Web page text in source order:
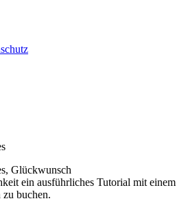
Glückwunsch
ein ausführliches Tutorial mit einem
buchen.